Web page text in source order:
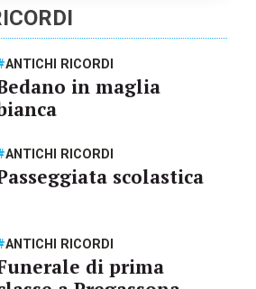
ANTICHI RICORDI
in maglia
ANTICHI RICORDI
scolastica
ANTICHI RICORDI
di prima